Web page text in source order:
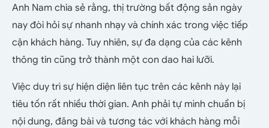
Anh Nam chia sẻ rằng, thị trường bất động sản ngày
nay đòi hỏi sự nhanh nhạy và chính xác trong việc tiếp
cận khách hàng. Tuy nhiên, sự đa dạng của các kênh
thông tin cũng trở thành một con dao hai lưỡi.
Việc duy trì sự hiện diện liên tục trên các kênh này lại
tiêu tốn rất nhiều thời gian. Anh phải tự mình chuẩn bị
nội dung, đăng bài và tương tác với khách hàng mỗi